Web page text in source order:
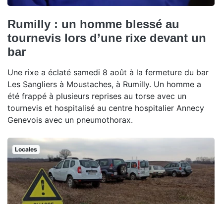
Rumilly : un homme blessé au
tournevis lors d’une rixe devant un
bar
Une rixe a éclaté samedi 8 août à la fermeture du bar
Les Sangliers à Moustaches, à Rumilly. Un homme a
été frappé à plusieurs reprises au torse avec un
tournevis et hospitalisé au centre hospitalier Annecy
Genevois avec un pneumothorax.
Locales